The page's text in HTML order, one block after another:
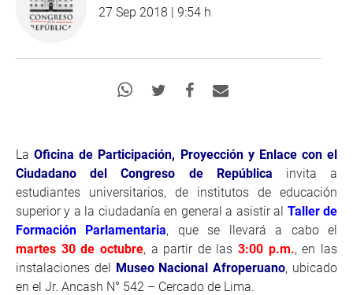
27 Sep 2018 | 9:54 h
LaOficina de Participación, Proyección y Enlace con el
Ciudadano del Congreso de República invita a
estudiantes universitarios, de institutos de educación
superior y a la ciudadanía en general a asistir al Taller de
Formación Parlamentaria, que se llevará a cabo el
martes 30 de octubre, a partir de las3:00 p.m., en las
instalaciones del Museo Nacional Afroperuano, ubicado
en el Jr. Ancash N° 542 – Cercado de Lima.